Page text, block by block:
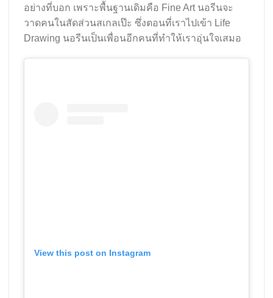
อย่างที่บอก เพราะพื้นฐานเดิมคือ Fine Art นอรีนจะ
วาดคนในสัดส่วนสเกลเป๊ะ ซึ่งตอนที่เราไปเข้า Life
Drawing นอรีนเป็นเพื่อนอีกคนที่ทำให้เราอุ่นใจเสมอ
View this post on Instagram